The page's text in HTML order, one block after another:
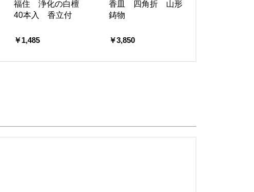
福住 浄化の白檀
40本入 香立付
￥1,485
香皿 四角折 山形
鋳物
￥3,850